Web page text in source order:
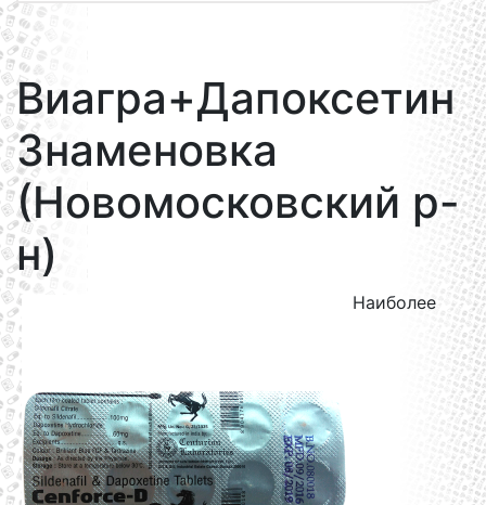
Виагра+Дапоксетин
Знаменовка
(Новомосковский р-
н)
Наиболее